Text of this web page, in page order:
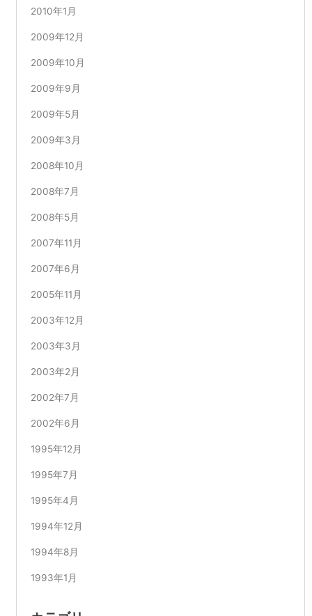
2010年1月
2009年12月
2009年10月
2009年9月
2009年5月
2009年3月
2008年10月
2008年7月
2008年5月
2007年11月
2007年6月
2005年11月
2003年12月
2003年3月
2003年2月
2002年7月
2002年6月
1995年12月
1995年7月
1995年4月
1994年12月
1994年8月
1993年1月